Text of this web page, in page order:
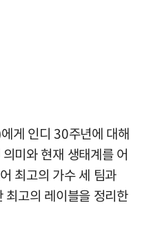
게 인디 30주년에 대해
미와 현재 생태계를 어
최고의 가수 세 팀과
고의 레이블을 정리한